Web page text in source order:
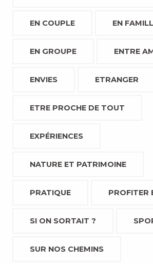
EN COUPLE EN
EN GROUPE ENTRE
ENVIES ETRANGER
ETRE PROCHE DE TOUT
EXPÉRIENCES
NATURE ET PATRIMOINE
PRATIQUE PROFITER
SI ON SORTAIT ?
SUR NOS CHEMINS